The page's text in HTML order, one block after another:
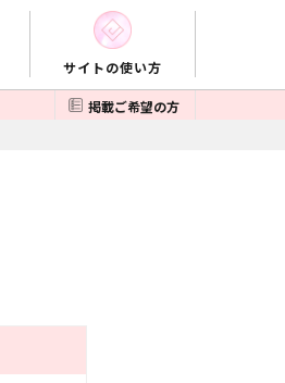
サイトの使い方
掲載ご希望の方